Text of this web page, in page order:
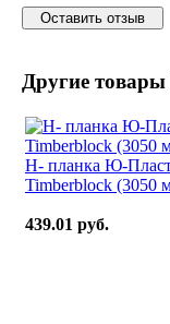
Оставить отзыв
Другие товары
H- планка Ю-
Timberblock (3050
439.01 руб.